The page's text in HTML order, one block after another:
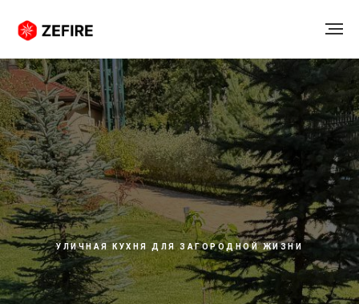
УЛИЧНАЯ КУХНЯ ДЛЯ ЗАГОРОДНОЙ ЖИЗНИ